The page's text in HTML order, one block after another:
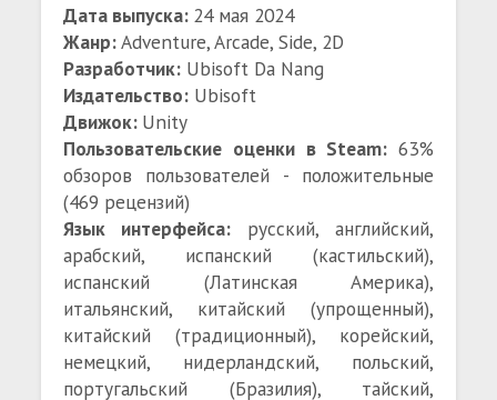
Дата выпуска: 24 мая 2024
Жанр:Adventure, Arcade, Side, 2D
Разработчик: Ubisoft Da Nang
Издательство: Ubisoft
Движок: Unity
Пользовательские оценки в Steam: 63%
обзоров пользователей - положительные
(469 рецензий)
Язык интерфейса: русский, английский,
арабский, испанский (кастильский),
испанский (Латинская Америка),
итальянский, китайский (упрощенный),
китайский (традиционный), корейский,
немецкий, нидерландский, польский,
португальский (Бразилия), тайский,